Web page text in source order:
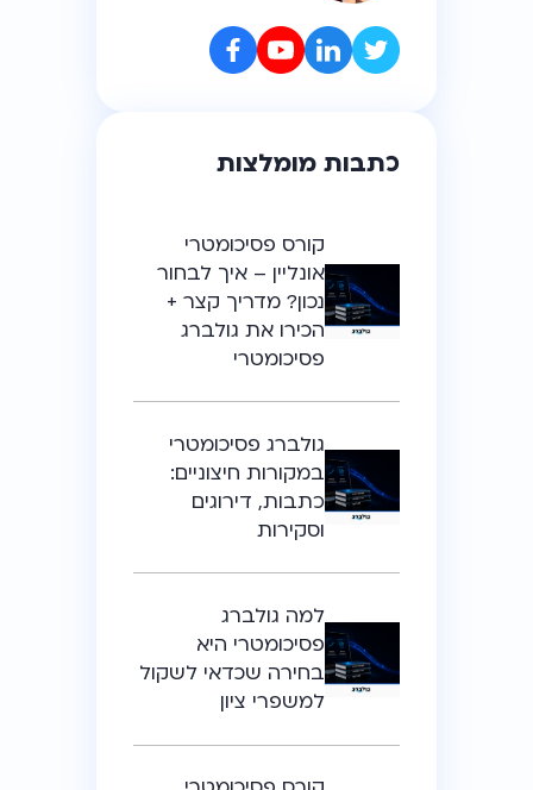
כתבות מומלצות
קורס פסיכומטרי
אונליין – איך לבחור
נכון? מדריך קצר +
הכירו את גולברג
פסיכומטרי
גולברג פסיכומטרי
במקורות חיצוניים:
כתבות, דירוגים
וסקירות
למה גולברג
פסיכומטרי היא
בחירה שכדאי לשקול
למשפרי ציון